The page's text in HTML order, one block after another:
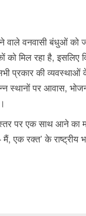
वाले वनवासी बंधुओं को
मिल रहा है, इसलिए
प्रकार की व्यवस्थाओं
स्थानों पर आवास,
पर एक साथ आने का
एक रक्त’ के राष्ट्रीय